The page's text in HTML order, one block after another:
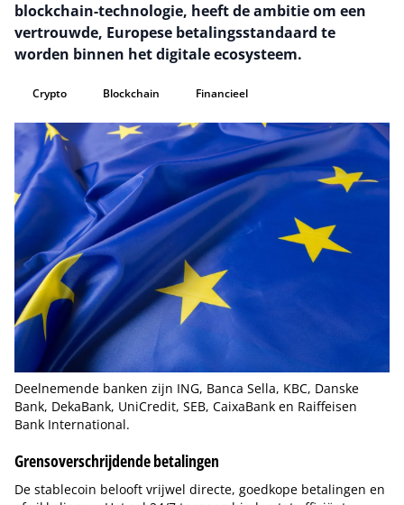
blockchain-technologie, heeft de ambitie om een
vertrouwde, Europese betalingsstandaard te
worden binnen het digitale ecosysteem.
Crypto Blockchain Financieel
Deelnemende banken zijn ING, Banca Sella, KBC, Danske
Bank, DekaBank, UniCredit, SEB, CaixaBank en Raiffeisen
Bank International.
Grensoverschrijdende betalingen
De stablecoin belooft vrijwel directe, goedkope betalingen en